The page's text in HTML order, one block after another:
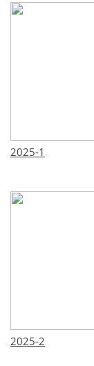
2025-1
2025-2